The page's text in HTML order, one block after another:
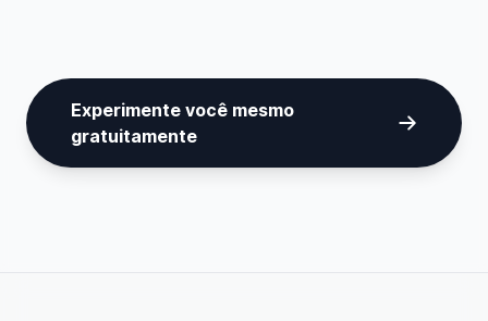
Experimente você mesmo
gratuitamente